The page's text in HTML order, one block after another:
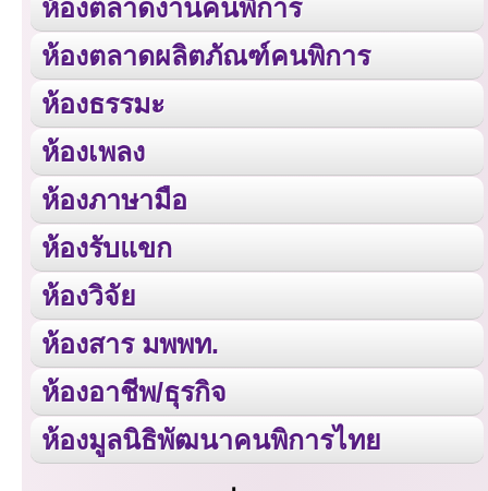
ห้องตลาดงานคนพิการ
ห้องตลาดผลิตภัณฑ์คนพิการ
ห้องธรรมะ
ห้องเพลง
ห้องภาษามือ
ห้องรับแขก
ห้องวิจัย
ห้องสาร มพพท.
ห้องอาชีพ/ธุรกิจ
ห้องมูลนิธิพัฒนาคนพิการไทย